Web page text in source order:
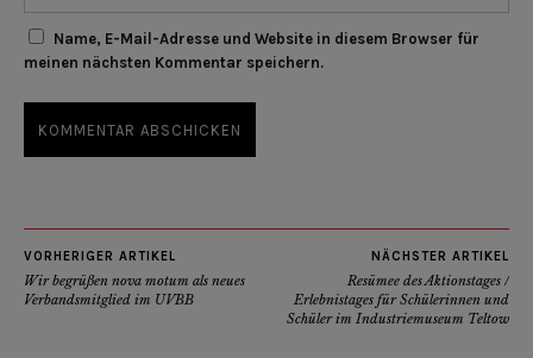
Name, E-Mail-Adresse und Website in diesem Browser für
meinen nächsten Kommentar speichern.
VORHERIGER ARTIKEL
Wir begrüßen nova motum als neues
Verbandsmitglied im UVBB
NÄCHSTER ARTIKEL
Resümee des Aktionstages /
Erlebnistages für Schülerinnen und
Schüler im Industriemuseum Teltow